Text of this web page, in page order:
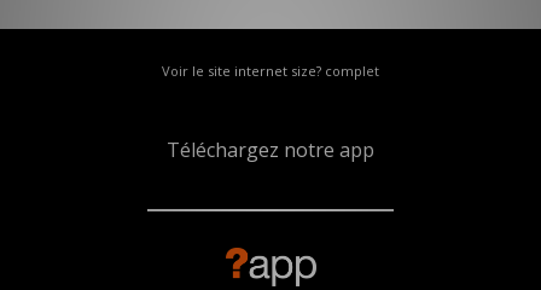
Voir le site internet size? complet
Téléchargez notre app